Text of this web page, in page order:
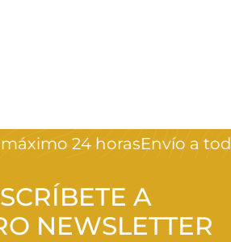
24 horasEnvío a todo
A
NEWSLETTER